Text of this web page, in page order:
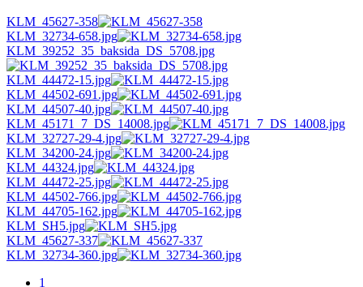
KLM_45627-358
KLM_32734-658.jpg
KLM_39252_35_baksida_DS_5708.jpg
KLM_44472-15.jpg
KLM_44502-691.jpg
KLM_44507-40.jpg
KLM_45171_7_DS_14008.jpg
KLM_32727-29-4.jpg
KLM_34200-24.jpg
KLM_44324.jpg
KLM_44472-25.jpg
KLM_44502-766.jpg
KLM_44705-162.jpg
KLM_SH5.jpg
KLM_45627-337
KLM_32734-360.jpg
1